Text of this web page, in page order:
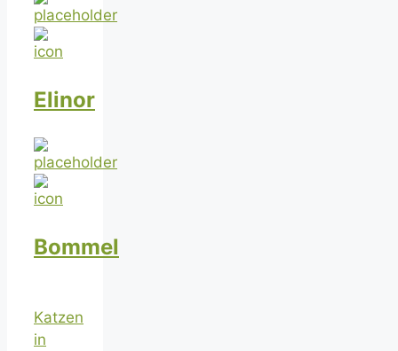
Elinor
Bommel
Katzen
in